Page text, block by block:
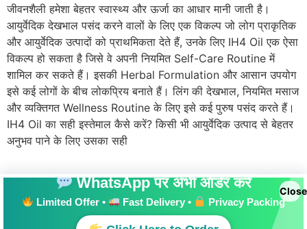
जीवनशैली हमेशा बेहतर स्वास्थ्य और ऊर्जा का आधार मानी जाती है।
आयुर्वेदिक देखभाल पसंद करने वालों के लिए एक विकल्प जो लोग प्राकृतिक
और आयुर्वेदिक उत्पादों को प्राथमिकता देते हैं, उनके लिए IH4 Oil एक ऐसा
विकल्प हो सकता है जिसे वे अपनी नियमित Self-Care Routine में
शामिल कर सकते हैं। इसकी Herbal Formulation और आसान उपयोग
इसे कई लोगों के बीच लोकप्रिय बनाते हैं। लिंग की देखभाल, नियमित मसाज
और व्यक्तिगत Wellness Routine के लिए इसे कई पुरुष पसंद करते हैं।
IH4 Oil का सही इस्तेमाल कैसे करें? किसी भी आयुर्वेदिक उत्पाद से बेहतर
अनुभव पाने के लिए उसका सही
All rights reserved
WhatsApp पर अभी ऑर्डर करें
Limited Offer • Fast Delivery • Privacy Packing
Close